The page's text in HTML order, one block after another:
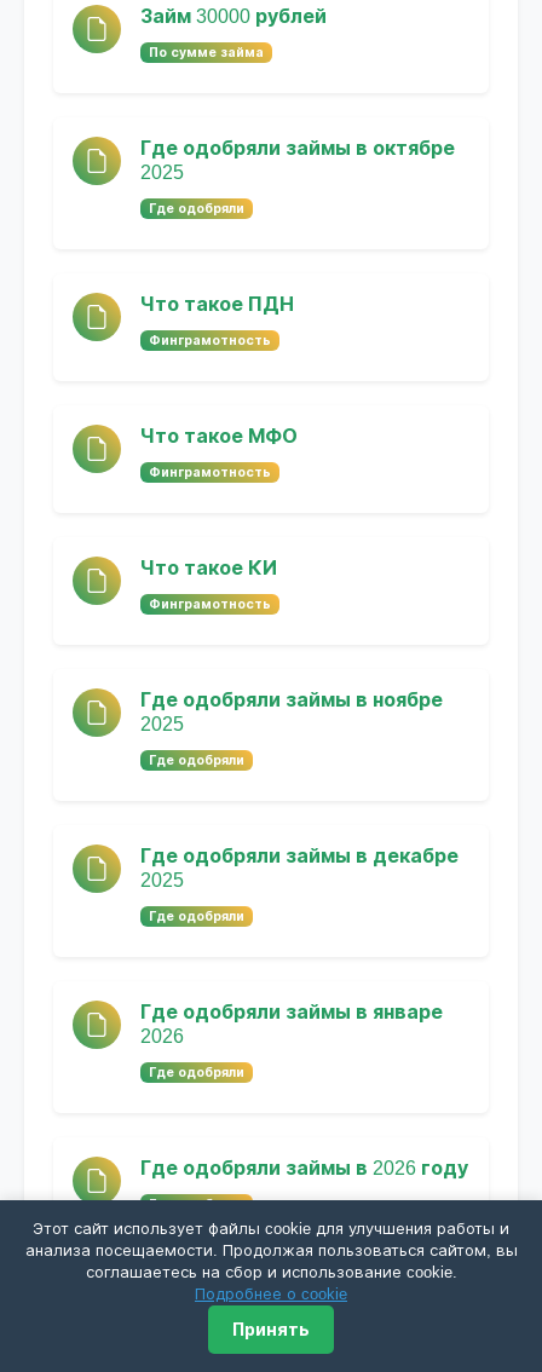
Займ 30000 рублей
По сумме займа
Где одобряли займы в октябре
2025
Где одобряли
Что такое ПДН
Финграмотность
Что такое МФО
Финграмотность
Что такое КИ
Финграмотность
Где одобряли займы в ноябре
2025
Где одобряли
Где одобряли займы в декабре
2025
Где одобряли
Где одобряли займы в январе
2026
Где одобряли
Где одобряли займы в 2026 году
Где одобряли
Где одобряли займы в феврале
Этот сайт использует файлы cookie для улучшения работы и
анализа посещаемости. Продолжая пользоваться сайтом, вы
соглашаетесь на сбор и использование cookie.
Подробнее о cookie
Принять